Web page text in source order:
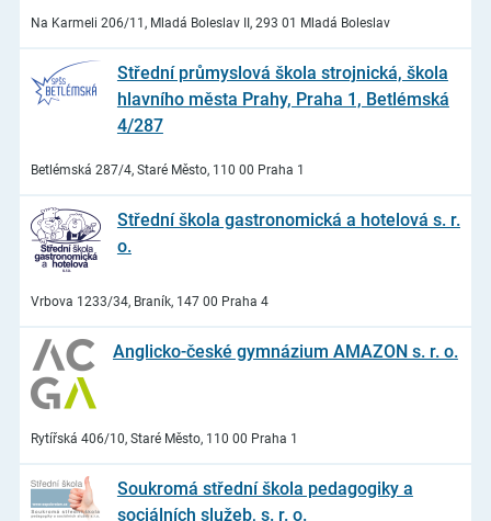
Na Karmeli 206/11, Mladá Boleslav II, 293 01 Mladá Boleslav
Střední průmyslová škola strojnická, škola
hlavního města Prahy, Praha 1, Betlémská
4/287
Betlémská 287/4, Staré Město, 110 00 Praha 1
Střední škola gastronomická a hotelová s. r.
o.
Vrbova 1233/34, Braník, 147 00 Praha 4
Anglicko-české gymnázium AMAZON s. r. o.
Rytířská 406/10, Staré Město, 110 00 Praha 1
Soukromá střední škola pedagogiky a
sociálních služeb, s. r. o.